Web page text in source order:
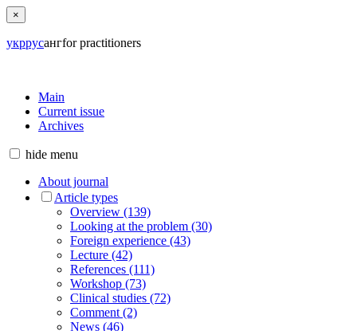
×
укррусангfor practitioners
Main
Current issue
Archives
hide menu
About journal
Article types
Overview (139)
Looking at the problem (30)
Foreign experience (43)
Lecture (42)
References (111)
Workshop (73)
Clinical studies (72)
Comment (2)
News (46)